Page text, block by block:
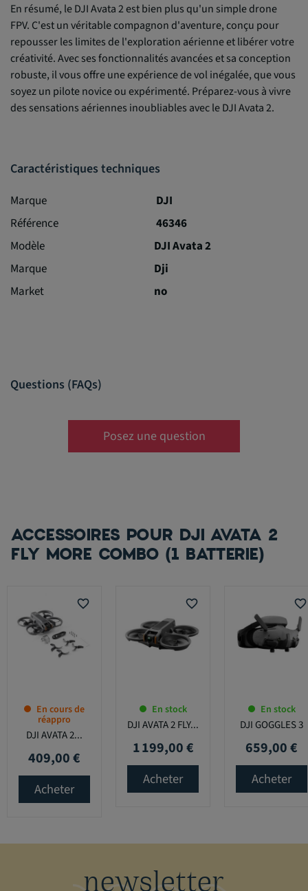
En résumé, le DJI Avata 2 est bien plus qu'un simple drone
FPV. C'est un véritable compagnon d'aventure, conçu pour
repousser les limites de l'exploration aérienne et libérer votre
créativité. Avec ses fonctionnalités avancées et sa conception
robuste, il vous offre une expérience de vol inégalée, que vous
soyez un pilote novice ou expérimenté. Préparez-vous à vivre
des sensations aériennes inoubliables avec le DJI Avata 2.
Caractéristiques techniques
Marque
DJI
Référence
46346
Modèle
DJI Avata 2
Marque
Dji
Market
no
Questions (FAQs)
Posez une question
ACCESSOIRES POUR DJI AVATA 2
FLY MORE COMBO (1 BATTERIE)
favorite_border
En cours de
réappro
DJI AVATA 2...
Prix
409,00 €
Acheter
favorite_border
En stock
DJI AVATA 2 FLY...
Prix
1 199,00 €
Acheter
favorite_border
En stock
DJI GOGGLES 3
Prix
659,00 €
Acheter
newsletter